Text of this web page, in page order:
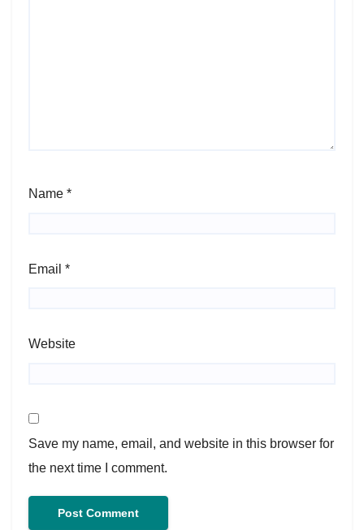
Name *
Email *
Website
Save my name, email, and website in this browser for
the next time I comment.